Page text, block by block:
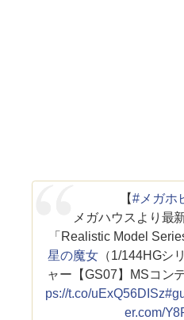
【#メガホ
メガハウスより最
「Realistic Model
星の魔女（1/144HGシ
ャー【GS07】MSコン
ps://t.co/uExQ56DISz
er.com/